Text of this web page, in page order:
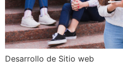
Desarrollo de Sitio web